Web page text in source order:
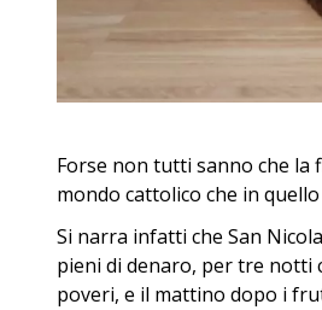
Forse non tutti sanno che la
mondo cattolico che in
Si narra infatti che San
pieni di denaro, per tre notti
poveri, e il mattino dopo i